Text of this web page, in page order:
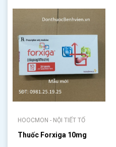
HOOCMON - NỘI TIẾT TỐ
Thuốc Forxiga 10mg